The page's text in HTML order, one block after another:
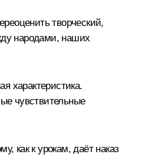
творческий,
народами, наших
характеристика.
чувствительные
как к урокам, даёт наказ